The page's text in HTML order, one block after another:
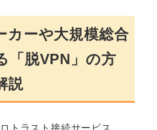
カーや大規模総合
「脱VPN」の方
説